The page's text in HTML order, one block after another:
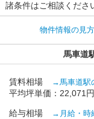
諸条件はご相談くださ
物件情報の見方
馬車道
賃料相場 →馬車道駅
平均坪単価：22,071円
給与相場 →月給・時